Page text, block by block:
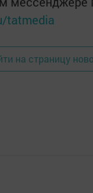
tatmedia
на страницу